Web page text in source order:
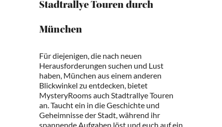
Stadtrallye Touren durch
München
Für diejenigen, die nach neuen
Herausforderungen suchen und Lust
haben, München aus einem anderen
Blickwinkel zu entdecken, bietet
MysteryRooms auch Stadtrallye Touren
an. Taucht ein in die Geschichte und
Geheimnisse der Stadt, während ihr
spannende Aufgaben löst und euch auf ein